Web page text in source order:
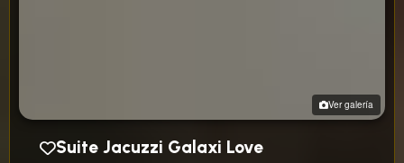
Ver galería
Suite Jacuzzi Galaxi Love